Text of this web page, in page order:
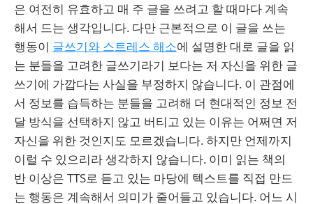
은 여전히 유효하고 매 주 글을 쓰려고 할 때마다 계속
해서 드는 생각입니다. 다만 근본적으로 이 글을 쓰는
행동이 글쓰기와 스트레스 해소에 설명한 대로 글을 읽
는 분들을 고려한 글쓰기라기 보다는 저 자신을 위한 글
쓰기에 가깝다는 사실을 부정하지 않습니다. 이 관점에
서 정보를 습득하는 분들을 고려해 더 현대적인 정보 전
달 방식을 선택하지 않고 버티고 있는 이유는 어쩌면 저
자신을 위한 것인지도 모르겠습니다. 하지만 언제까지
이럴 수 있으리라 생각하지 않습니다. 이미 읽는 책의
반 이상은 TTS로 듣고 있는 마당에 텍스트를 직접 만드
는 행동은 계속해서 의미가 줄어들고 있습니다. 어느 시